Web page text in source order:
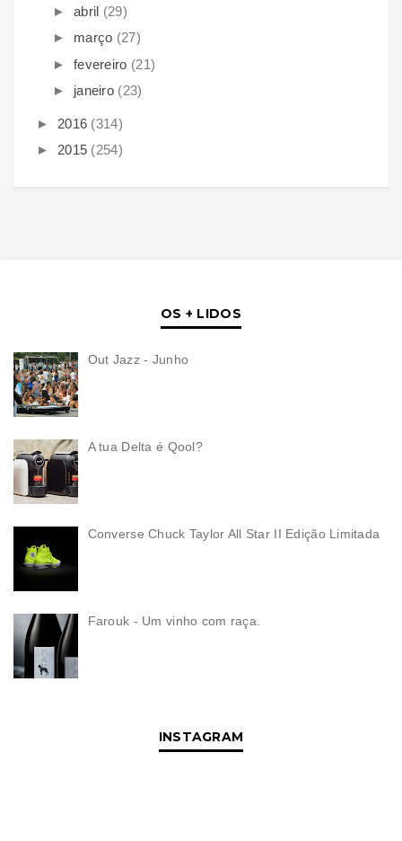
► abril (29)
► março (27)
► fevereiro (21)
► janeiro (23)
► 2016 (314)
► 2015 (254)
OS + LIDOS
Out Jazz - Junho
A tua Delta é Qool?
Converse Chuck Taylor All Star II Edição Limitada
Farouk - Um vinho com raça.
INSTAGRAM